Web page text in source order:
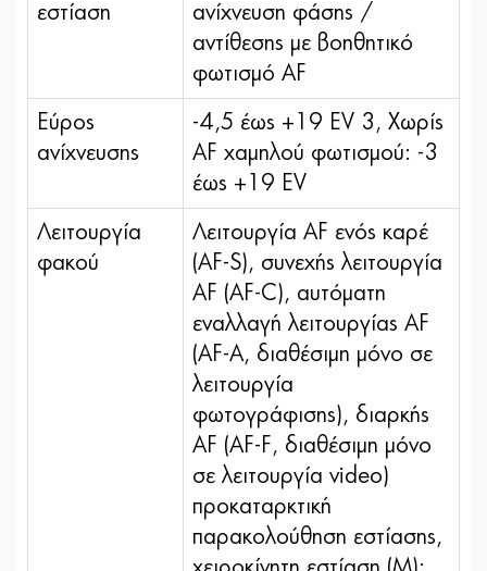
εστίαση
ανίχνευση φάσης /
αντίθεσης με βοηθητικό
φωτισμό AF
Εύρος
ανίχνευσης
-4,5 έως +19 EV 3, Χωρίς
AF χαμηλού φωτισμού: -3
έως +19 EV
Λειτουργία
φακού
Λειτουργία AF ενός καρέ
(AF-S), συνεχής λειτουργία
AF (AF-C), αυτόματη
εναλλαγή λειτουργίας AF
(AF-A, διαθέσιμη μόνο σε
λειτουργία
φωτογράφισης), διαρκής
AF (AF-F, διαθέσιμη μόνο
σε λειτουργία video)
προκαταρκτική
παρακολούθηση εστίασης,